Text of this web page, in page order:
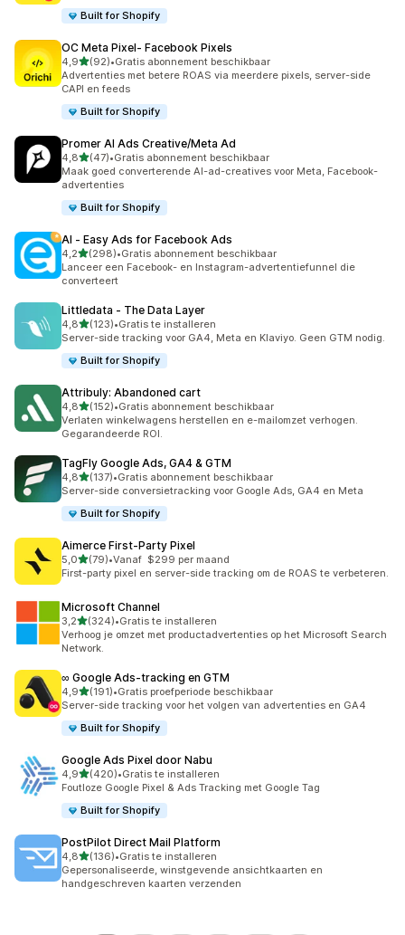
Built for Shopify
OC Meta Pixel‑ Facebook Pixels
4,9van 5 sterren
(92)
92 recensies in totaal
•Gratis abonnement beschikbaar
Advertenties met betere ROAS via meerdere pixels, server-side
CAPI en feeds
Built for Shopify
Promer AI Ads Creative/Meta Ad
4,8van 5 sterren
(47)
47 recensies in totaal
•Gratis abonnement beschikbaar
Maak goed converterende AI-ad-creatives voor Meta, Facebook-
advertenties
Built for Shopify
AI ‑ Easy Ads for Facebook Ads
4,2van 5 sterren
(298)
298 recensies in totaal
•Gratis abonnement beschikbaar
Lanceer een Facebook- en Instagram-advertentiefunnel die
converteert
Littledata ‑ The Data Layer
4,8van 5 sterren
(123)
123 recensies in totaal
•Gratis te installeren
Server-side tracking voor GA4, Meta en Klaviyo. Geen GTM nodig.
Built for Shopify
Attribuly: Abandoned cart
4,8van 5 sterren
(152)
152 recensies in totaal
•Gratis abonnement beschikbaar
Verlaten winkelwagens herstellen en e-mailomzet verhogen.
Gegarandeerde ROI.
TagFly Google Ads, GA4 & GTM
4,8van 5 sterren
(137)
137 recensies in totaal
•Gratis abonnement beschikbaar
Server-side conversietracking voor Google Ads, GA4 en Meta
Built for Shopify
Aimerce First‑Party Pixel
5,0van 5 sterren
(79)
79 recensies in totaal
•Vanaf $299 per maand
First-party pixel en server-side tracking om de ROAS te verbeteren.
Microsoft Channel
3,2van 5 sterren
(324)
324 recensies in totaal
•Gratis te installeren
Verhoog je omzet met productadvertenties op het Microsoft Search
Network.
∞ Google Ads‑tracking en GTM
4,9van 5 sterren
(191)
191 recensies in totaal
•Gratis proefperiode beschikbaar
Server-side tracking voor het volgen van advertenties en GA4
Built for Shopify
Google Ads Pixel door Nabu
4,9van 5 sterren
(420)
420 recensies in totaal
•Gratis te installeren
Foutloze Google Pixel & Ads Tracking met Google Tag
Built for Shopify
PostPilot Direct Mail Platform
4,8van 5 sterren
(136)
136 recensies in totaal
•Gratis te installeren
Gepersonaliseerde, winstgevende ansichtkaarten en
handgeschreven kaarten verzenden